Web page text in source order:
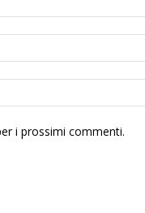
i prossimi commenti.